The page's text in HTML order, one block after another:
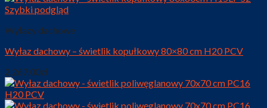
Szybki podgląd
Wyłazy dachowe
Wyłaz dachowy – świetlik kopułkowy 80×80 cm H20 PCV
2.267,00zł